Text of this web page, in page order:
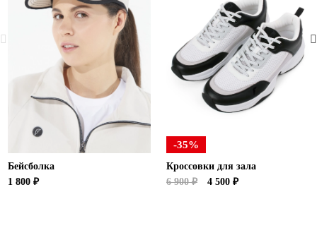
Бейсболка
1 800 ₽
-35%
Кроссовки для зала
6 900 ₽
4 500 ₽